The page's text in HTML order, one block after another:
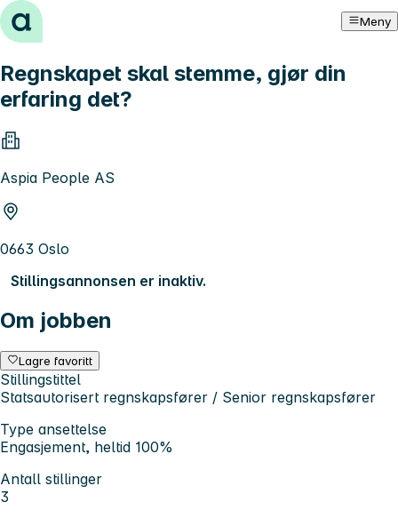
Hopp til innhold Meny
Regnskapet skal stemme, gjør din
erfaring det?
Aspia People AS
0663 Oslo
Stillingsannonsen er inaktiv.
Om jobben
Lagre favoritt
Stillingstittel
Statsautorisert regnskapsfører / Senior regnskapsfører
Type ansettelse
Engasjement, heltid 100%
Antall stillinger
3